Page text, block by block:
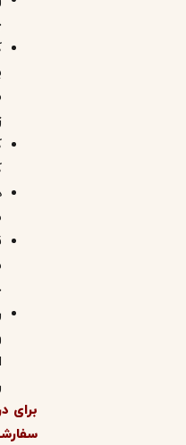
زونکن
کم
کمجا
و
برای
سفارشی،